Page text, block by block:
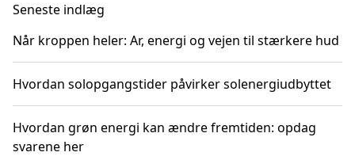
Seneste indlæg
Når kroppen heler: Ar, energi og vejen til stærkere hud
Hvordan solopgangstider påvirker solenergiudbyttet
Hvordan grøn energi kan ændre fremtiden: opdag
svarene her